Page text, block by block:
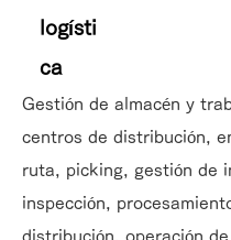
logísti
ca
Gestión de almacén y
centros de distribución,
ruta, picking, gestión de
inspección,
distribución, operación de